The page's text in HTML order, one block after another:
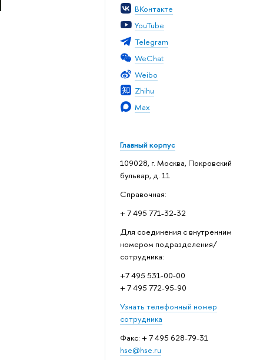
ВКонтакте
YouTube
Telegram
WeChat
Weibo
Zhihu
Max
Главный корпус
109028, г. Москва, Покровский
бульвар, д. 11
Справочная:
+ 7 495 771-32-32
Для соединения с внутренним
номером подразделения/
сотрудника:
+7 495 531-00-00
+ 7 495 772-95-90
Узнать телефонный номер
сотрудника
Факс: + 7 495 628-79-31
hse@hse.ru